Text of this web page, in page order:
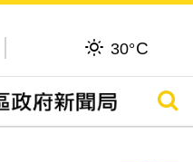
30°C
搜尋